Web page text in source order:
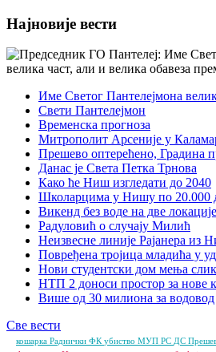
Најновије вести
Име Светог Пантелејмона
Свети Пантелејмон
Временска прогноза
Митрополит Арсеније у
Прешево оптерећено, Градина
Данас је Света Петка Трнова
Како ће Ниш изгледати до 2040
Школарцима у Нишу по 20.000
Викенд без воде на две
Радуловић о случају Милић
Неизвесне линије Рајанера из
Повређена тројица младића у
Нови студентски дом мења
НТП 2 доноси простор за нове
Више од 30 милиона за водовод
Све вести
кошарка Раднички ФК убиство МУП РС ДС